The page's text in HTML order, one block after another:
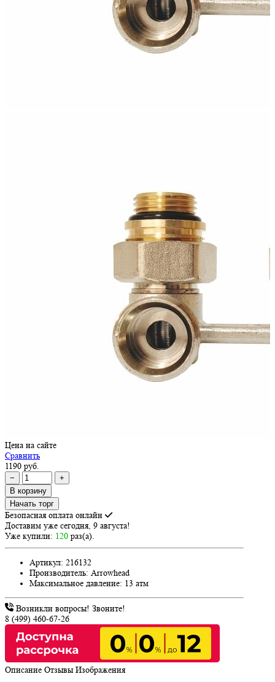
Цена на сайте
Сравнить
1190 руб.
−
+
В корзину
Начать торг
Безопасная оплата онлайн
Доставим уже сегодня, 9 августа!
Уже купили: 120 раз(a).
Артикул: 216132
Производитель: Arrowhead
Максимальное давление: 13 атм
Возникли вопросы! Звоните!
8 (499) 460-67-26
Описание Отзывы Изображения